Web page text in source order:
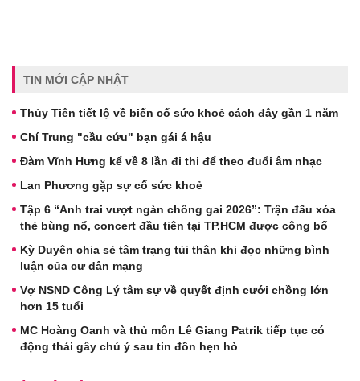
TIN MỚI CẬP NHẬT
Thủy Tiên tiết lộ về biến cố sức khoẻ cách đây gần 1 năm
Chí Trung "cầu cứu" bạn gái á hậu
Đàm Vĩnh Hưng kể về 8 lần đi thi để theo đuổi âm nhạc
Lan Phương gặp sự cố sức khoẻ
Tập 6 “Anh trai vượt ngàn chông gai 2026”: Trận đấu xóa
thẻ bùng nổ, concert đầu tiên tại TP.HCM được công bố
Kỳ Duyên chia sẻ tâm trạng tủi thân khi đọc những bình
luận của cư dân mạng
Vợ NSND Công Lý tâm sự về quyết định cưới chồng lớn
hơn 15 tuổi
MC Hoàng Oanh và thủ môn Lê Giang Patrik tiếp tục có
động thái gây chú ý sau tin đồn hẹn hò